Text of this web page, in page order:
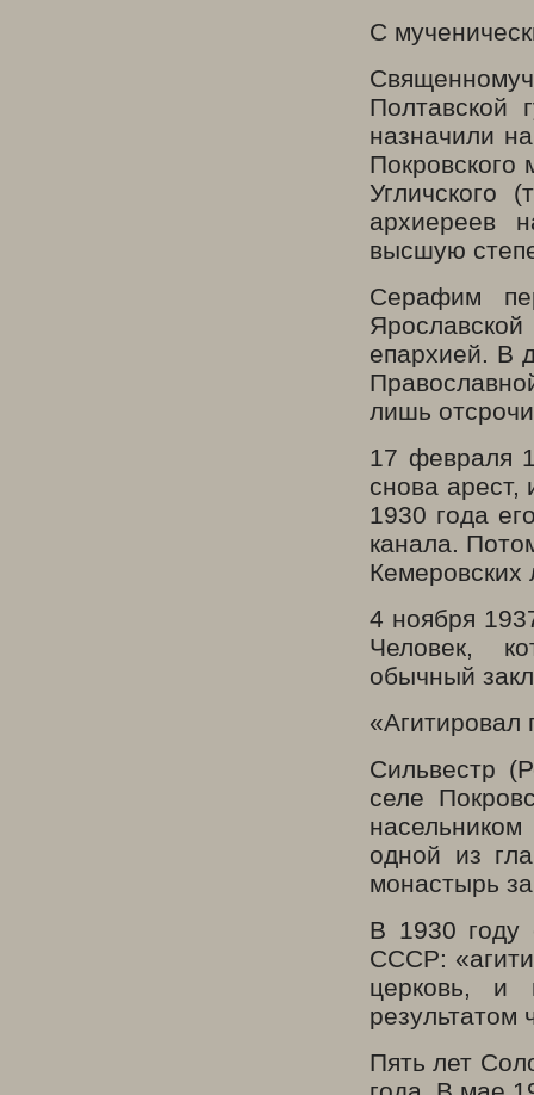
С
Полтавской
назначили
Покровского
Угличского
архиереев
высшую
Серафим
епархией. В
лишь
17 февраля
снова арест,
1930 года
канала.
Кемеровских
4 ноября
Человек,
обычный
«Агитировал
Сильвестр
селе
одной из
монастырь
В 1930 году
СССР:
церковь, и
результатом
Пять лет